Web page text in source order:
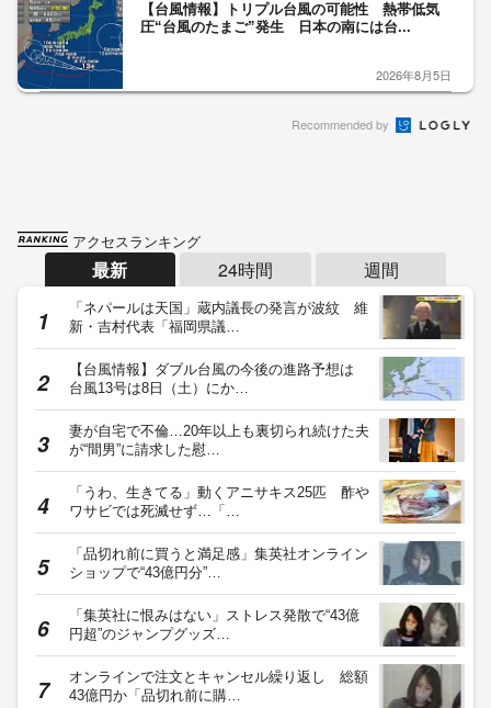
【台風情報】トリプル台風の可能性 熱帯低気
圧“台風のたまご”発生 日本の南には台...
2026年8月5日
Recommended by
アクセスランキング
最新 24時間 週間
「ネパールは天国」蔵内議長の発言が波紋 維
新・吉村代表「福岡県議…
【台風情報】ダブル台風の今後の進路予想は
台風13号は8日（土）にか…
妻が自宅で不倫…20年以上も裏切られ続けた夫
が“間男”に請求した慰…
「うわ、生きてる」動くアニサキス25匹 酢や
ワサビでは死滅せず…「…
「品切れ前に買うと満足感」集英社オンライン
ショップで“43億円分”…
「集英社に恨みはない」ストレス発散で“43億
円超”のジャンプグッズ…
オンラインで注文とキャンセル繰り返し 総額
43億円か「品切れ前に購…